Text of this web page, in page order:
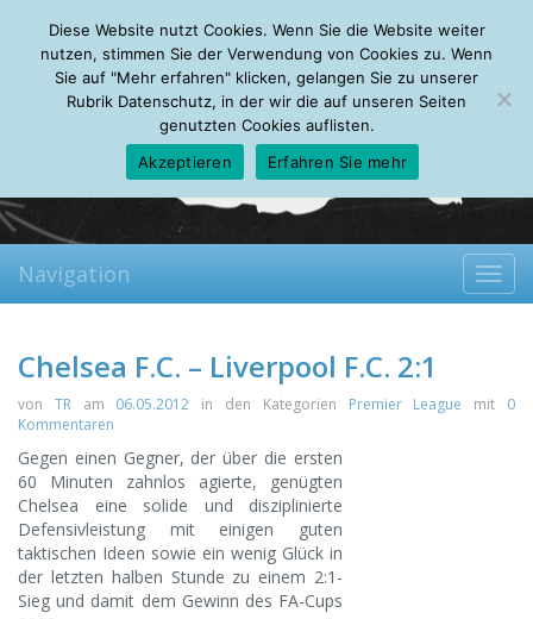
Monday, 10.08.2026
Mein Account
About Autoren Leseempfehlungen FAQ
Navigation
Chelsea F.C. – Liverpool F.C. 2:1
von TRam 06.05.2012 in den Kategorien Premier League mit 0
Kommentaren
Gegen einen Gegner, der über die ersten
60 Minuten zahnlos agierte, genügten
Chelsea eine solide und disziplinierte
Defensivleistung mit einigen guten
taktischen Ideen sowie ein wenig Glück in
der letzten halben Stunde zu einem 2:1-
Sieg und damit dem Gewinn des FA-Cups
Diese Website nutzt Cookies. Wenn Sie die Website weiter
nutzen, stimmen Sie der Verwendung von Cookies zu. Wenn
Sie auf "Mehr erfahren" klicken, gelangen Sie zu unserer
Rubrik Datenschutz, in der wir die auf unseren Seiten
genutzten Cookies auflisten.
Akzeptieren
Erfahren Sie mehr